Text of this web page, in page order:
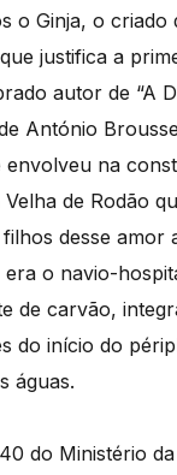
o Ginja, o criado
justifica a
autor de “A
António
envolveu na
de Rodão
desse amor
o navio-
de carvão,
do início do
águas.
do Ministério